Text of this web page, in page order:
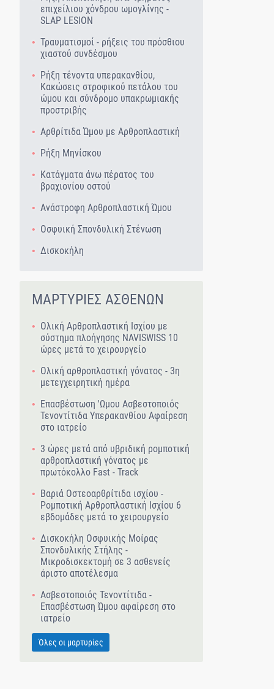
επιχείλιου χόνδρου ωμογλίνης -
SLAP LESION
Τραυματισμοί - ρήξεις του πρόσθιου
χιαστού συνδέσμου
Ρήξη τένοντα υπερακανθίου,
Κακώσεις στροφικού πετάλου του
ώμου και σύνδρομο υπακρωμιακής
προστριβής
Αρθρίτιδα Ώμου με Αρθροπλαστική
Ρήξη Μηνίσκου
Κατάγματα άνω πέρατος του
βραχιονίου οστού
Ανάστροφη Αρθροπλαστική Ώμου
Οσφυική Σπονδυλική Στένωση
Δισκοκήλη
ΜΑΡΤΥΡΙΕΣ ΑΣΘΕΝΩΝ
Ολική Αρθροπλαστική Ισχίου με
σύστημα πλοήγησης NAVISWISS 10
ώρες μετά το χειρουργείο
Ολική αρθροπλαστική γόνατος - 3η
μετεγχειρητική ημέρα
Επασβέστωση 'Ωμου Ασβεστοποιός
Τενοντίτιδα Υπερακανθίου Αφαίρεση
στο ιατρείο
3 ώρες μετά από υβριδική ρομποτική
αρθροπλαστική γόνατος με
πρωτόκολλο Fast - Track
Βαριά Οστεοαρθρίτιδα ισχίου -
Ρομποτική Αρθροπλαστική Ισχίου 6
εβδομάδες μετά το χειρουργείο
Δισκοκήλη Οσφυικής Μοίρας
Σπονδυλικής Στήλης -
Μικροδισκεκτομή σε 3 ασθενείς
άριστο αποτέλεσμα
Ασβεστοποιός Τενοντίτιδα -
Επασβέστωση Ώμου αφαίρεση στο
ιατρείο
Όλες οι μαρτυρίες